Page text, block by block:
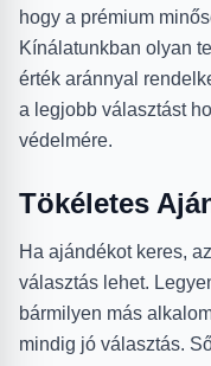
hogy a prémium
Kínálatunkban olyan
érték aránnyal
a legjobb választást
védelmére.
Tökéletes
Ha ajándékot keres,
választás lehet.
bármilyen más
mindig jó választás.